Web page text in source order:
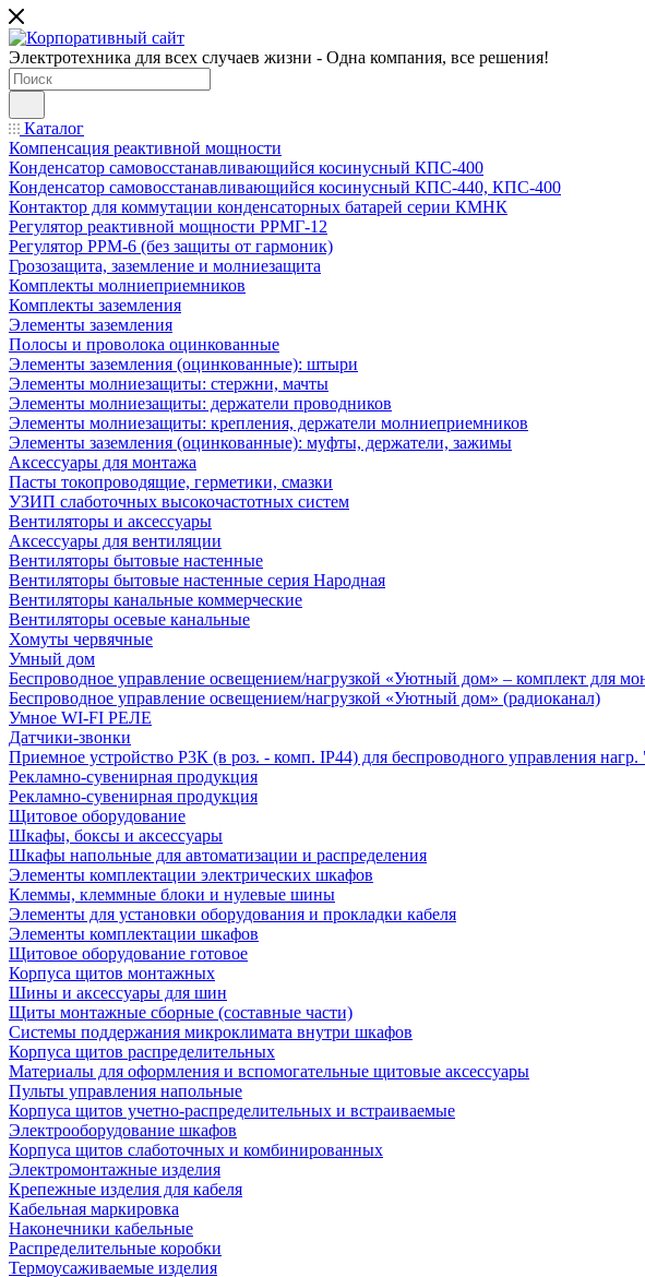
Электротехника для всех случаев жизни - Одна компания, все решения!
Каталог
Компенсация реактивной мощности
Конденсатор самовосстанавливающийся косинусный КПС-400
Конденсатор самовосстанавливающийся косинусный КПС-440, КПС-400
Контактор для коммутации конденсаторных батарей серии КМНК
Регулятор реактивной мощности РРМГ-12
Регулятор РРМ-6 (без защиты от гармоник)
Грозозащита, заземление и молниезащита
Комплекты молниеприемников
Комплекты заземления
Элементы заземления
Полосы и проволока оцинкованные
Элементы заземления (оцинкованные): штыри
Элементы молниезащиты: стержни, мачты
Элементы молниезащиты: держатели проводников
Элементы молниезащиты: крепления, держатели молниеприемников
Элементы заземления (оцинкованные): муфты, держатели, зажимы
Аксессуары для монтажа
Пасты токопроводящие, герметики, смазки
УЗИП слаботочных высокочастотных систем
Вентиляторы и аксессуары
Аксессуары для вентиляции
Вентиляторы бытовые настенные
Вентиляторы бытовые настенные серия Народная
Вентиляторы канальные коммерческие
Вентиляторы осевые канальные
Хомуты червячные
Умный дом
Беспроводное управление освещением/нагрузкой «Уютный дом» – комплект для
Беспроводное управление освещением/нагрузкой «Уютный дом» (радиоканал)
Умное WI-FI РЕЛЕ
Датчики-звонки
Приемное устройство Р3К (в роз. - комп. IP44) для беспроводного управления
Рекламно-сувенирная продукция
Рекламно-сувенирная продукция
Щитовое оборудование
Шкафы, боксы и аксессуары
Шкафы напольные для автоматизации и распределения
Элементы комплектации электрических шкафов
Клеммы, клеммные блоки и нулевые шины
Элементы для установки оборудования и прокладки кабеля
Элементы комплектации шкафов
Щитовое оборудование готовое
Корпуса щитов монтажных
Шины и аксессуары для шин
Щиты монтажные сборные (составные части)
Системы поддержания микроклимата внутри шкафов
Корпуса щитов распределительных
Материалы для оформления и вспомогательные щитовые аксессуары
Пульты управления напольные
Корпуса щитов учетно-распределительных и встраиваемые
Электрооборудование шкафов
Корпуса щитов слаботочных и комбинированных
Электромонтажные изделия
Крепежные изделия для кабеля
Кабельная маркировка
Наконечники кабельные
Распределительные коробки
Термоусаживаемые изделия